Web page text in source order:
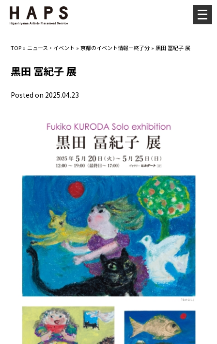
TOP » ニュース・イベント »京都のイベント情報ー終了分 »黒田 冨紀子 展
黒田 冨紀子 展
Posted on 2025.04.23
メ
ニ